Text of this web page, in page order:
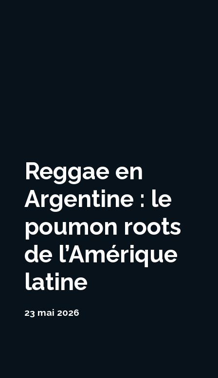
Reggae en
Argentine : le
poumon roots
de l’Amérique
latine
23 mai 2026